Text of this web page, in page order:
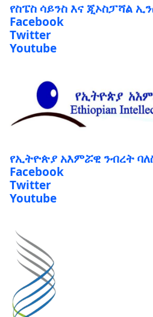
የስፔስ ሳይንስ እና ጂኦስፓሻል
Facebook
Twitter
Youtube
የኢትዮጵያ አእምሯዊ ንብረት
Facebook
Twitter
Youtube